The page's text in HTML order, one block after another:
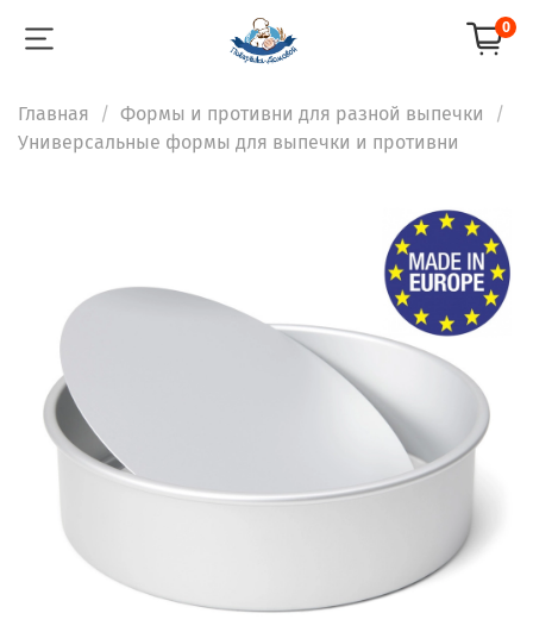
0
Главная
Формы и противни для разной выпечки
Универсальные формы для выпечки и противни